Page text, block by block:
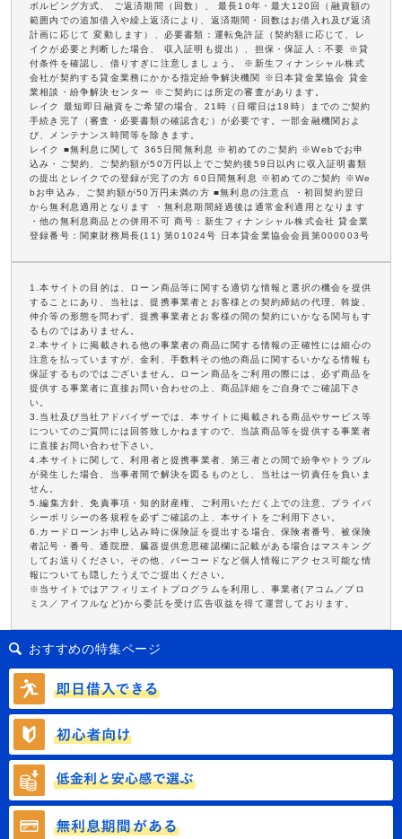
ボルビング方式、 ご返済期間（回数）、 最長10年・最大120回（融資額の
範囲内での追加借入や繰上返済により、返済期間・回数はお借入れ及び返済
計画に応じて 変動します）、必要書類：運転免許証（契約額に応じて、レ
イクが必要と判断した場合、 収入証明も提出）、担保・保証人：不要 ※貸
付条件を確認し、借りすぎに注意しましょう。 ※新生フィナンシャル株式
会社が契約する貸金業務にかかる指定紛争解決機関 ※日本貸金業協会 貸金
業相談・紛争解決センター ※ご契約には所定の審査があります。
レイク 最短即日融資をご希望の場合、21時（日曜日は18時）までのご契約
手続き完了（審査・必要書類の確認含む）が必要です。一部金融機関およ
び、メンテナンス時間等を除きます。
レイク ■無利息に関して 365日間無利息 ※初めてのご契約 ※Webでお申
込み・ご契約、ご契約額が50万円以上でご契約後59日以内に収入証明書類
の提出とレイクでの登録が完了の方 60日間無利息 ※初めてのご契約 ※We
bお申込み、ご契約額が50万円未満の方 ■無利息の注意点 ・初回契約翌日
から無利息適用となります ・無利息期間経過後は通常金利適用となります
・他の無利息商品との併用不可 商号：新生フィナンシャル株式会社 貸金業
登録番号：関東財務局長(11) 第01024号 日本貸金業協会会員第000003号
1.本サイトの目的は、ローン商品等に関する適切な情報と選択の機会を提供
することにあり、当社は、提携事業者とお客様との契約締結の代理、斡旋、
仲介等の形態を問わず、提携事業者とお客様の間の契約にいかなる関与もす
るものではありません。
2.本サイトに掲載される他の事業者の商品に関する情報の正確性には細心の
注意を払っていますが、金利、手数料その他の商品に関するいかなる情報も
保証するものではございません。ローン商品をご利用の際には、必ず商品を
提供する事業者に直接お問い合わせの上、商品詳細をご自身でご確認下さ
い。
3.当社及び当社アドバイザーでは、本サイトに掲載される商品やサービス等
についてのご質問には回答致しかねますので、当該商品等を提供する事業者
に直接お問い合わせ下さい。
4.本サイトに関して、利用者と提携事業者、第三者との間で紛争やトラブル
が発生した場合、当事者間で解決を図るものとし、当社は一切責任を負いま
せん。
5.編集方針、免責事項・知的財産権、ご利用いただく上での注意、プライバ
シーポリシーの各規程を必ずご確認の上、本サイトをご利用下さい。
6.カードローンお申し込み時に保険証を提出する場合、保険者番号、被保険
者記号・番号、通院歴、臓器提供意思確認欄に記載がある場合はマスキング
してお送りください。その他、バーコードなど個人情報にアクセス可能な情
報についても隠したうえでご提出ください。
※当サイトではアフィリエイトプログラムを利用し、事業者(アコム／プロ
ミス／アイフルなど)から委託を受け広告収益を得て運営しております。
おすすめの特集ページ